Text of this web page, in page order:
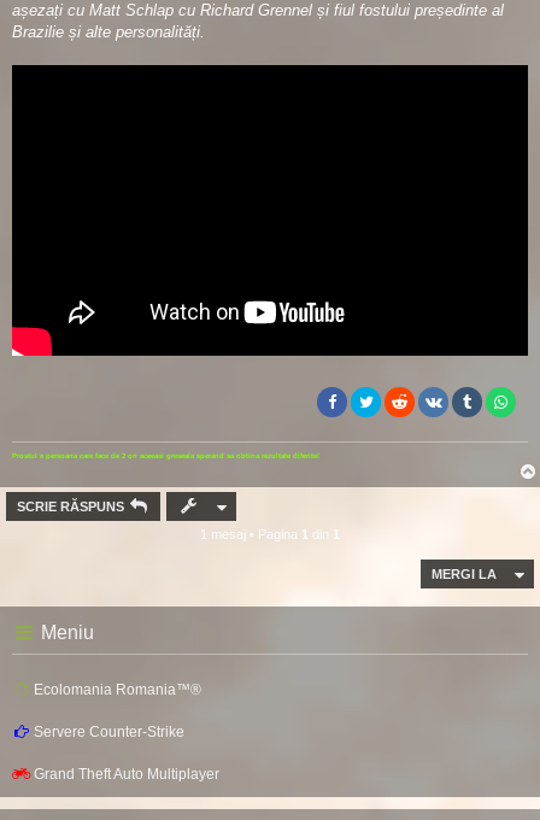
așezați cu Matt Schlap cu Richard Grennel și fiul fostului președinte al
Brazilie și alte personalități.
Prostul e persoana care face de 2 ori aceeasi greseala sperand sa obtina rezultate diferite!
SCRIE RĂSPUNS
1 mesaj • Pagina 1 din 1
MERGI LA
Meniu
Ecolomania Romania™®
Servere Counter-Strike
Grand Theft Auto Multiplayer